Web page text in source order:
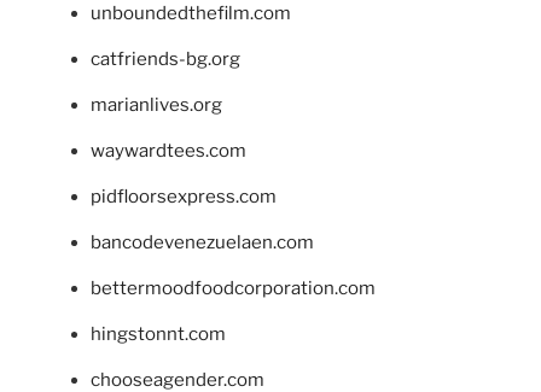
unboundedthefilm.com
catfriends-bg.org
marianlives.org
waywardtees.com
pidfloorsexpress.com
bancodevenezuelaen.com
bettermoodfoodcorporation.com
hingstonnt.com
chooseagender.com